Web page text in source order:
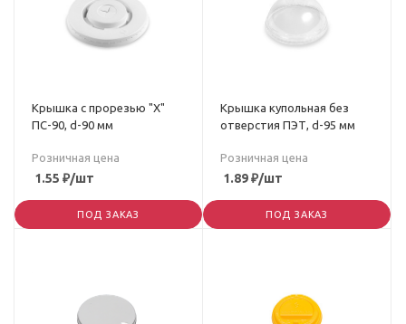
Крышка с прорезью "Х"
ПС-90, d-90 мм
Розничная цена
1.55 ₽/шт
ПОД ЗАКАЗ
Крышка купольная без
отверстия ПЭТ, d-95 мм
Розничная цена
1.89₽/шт
ПОД ЗАКАЗ